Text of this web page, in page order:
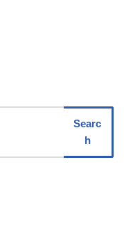
Searc
h